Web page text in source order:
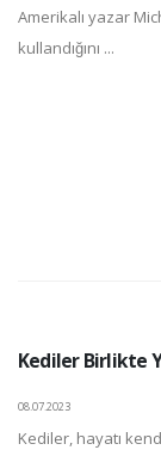
Amerikalı yazar
kullandığını ...
Kediler Birlikte
08.07.2023
Kediler, hayatı